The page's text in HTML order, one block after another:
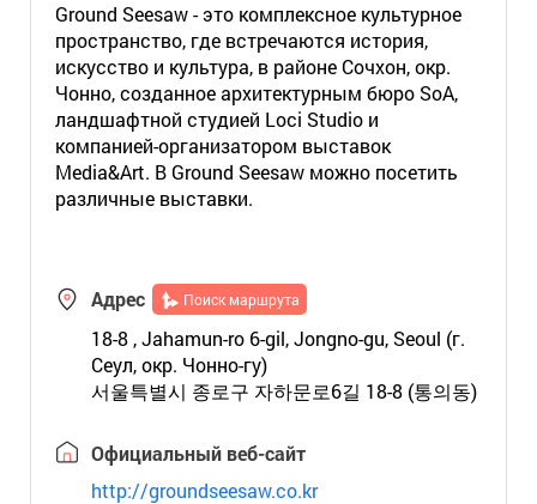
Ground Seesaw - это комплексное культурное
пространство, где встречаются история,
искусство и культура, в районе Сочхон, окр.
Чонно, созданное архитектурным бюро SoA,
ландшафтной студией Loci Studio и
компанией-организатором выставок
Media&Art. В Ground Seesaw можно посетить
различные выставки.
Адрес Поиск маршрута
18-8 , Jahamun-ro 6-gil, Jongno-gu, Seoul (г.
Сеул, окр. Чонно-гу)
서울특별시 종로구 자하문로6길 18-8 (통의동)
Официальный веб-сайт
http://groundseesaw.co.kr